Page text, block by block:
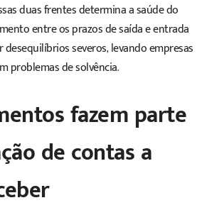
duas frentes determina a saúde do
entre os prazos de saída e entrada
severos, levando empresas
problemas de solvência.
fazem parte
de contas a